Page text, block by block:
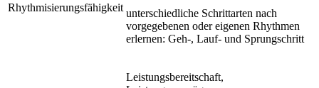
Rhythmisierungsfähigkeit unterschiedliche Schrittarten nach
vorgegebenen oder eigenen Rhythmen
erlernen: Geh-, Lauf- und Sprungschritt
Leistungsbereitschaft,